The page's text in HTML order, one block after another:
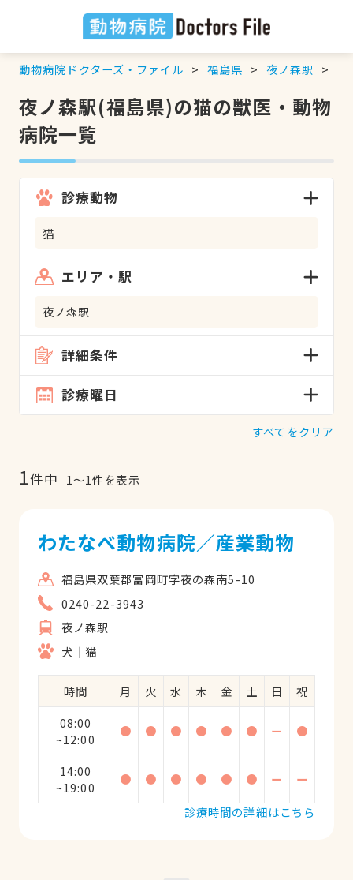
動物病院ドクターズ・ファイル 福島県 夜ノ森駅
夜ノ森駅(福島県)の猫の獣医・動物
病院一覧
診療動物
猫
エリア・駅
夜ノ森駅
詳細条件
診療曜日
すべてをクリア
1件中 1〜1件を表示
わたなべ動物病院／産業動物
福島県双葉郡富岡町字夜の森南5-10
0240-22-3943
夜ノ森駅
犬
猫
時間 月 火 水 木 金 土 日
祝
08:00
~12:00
● ● ● ● ● ● ー ●
14:00
~19:00
● ● ● ● ● ● ー
ー
診療時間の詳細はこちら